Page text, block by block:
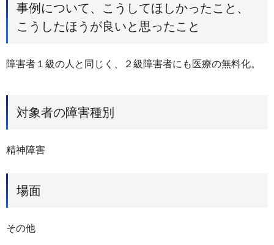
事例について、こうしてほしかったこと、
こうしたほうが良いと思ったこと
障害者１級の人と同じく、２級障害者にも医療の無料化。
対象者の障害種別
精神障害
場面
その他